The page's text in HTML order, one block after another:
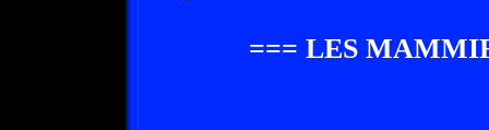
=== LES